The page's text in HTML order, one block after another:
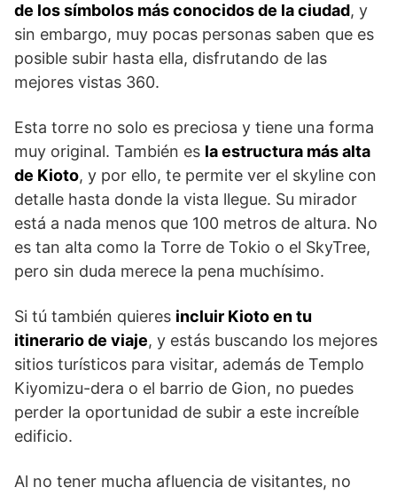
de los símbolos más conocidos de la ciudad, y
sin embargo, muy pocas personas saben que es
posible subir hasta ella, disfrutando de las
mejores vistas 360.
Esta torre no solo es preciosa y tiene una forma
muy original. También es la estructura más alta
de Kioto, y por ello, te permite ver el skyline con
detalle hasta donde la vista llegue. Su mirador
está a nada menos que 100 metros de altura. No
es tan alta como la Torre de Tokio o el SkyTree,
pero sin duda merece la pena muchísimo.
Si tú también quieres incluir Kioto en tu
itinerario de viaje, y estás buscando los mejores
sitios turísticos para visitar, además de Templo
Kiyomizu-dera o el barrio de Gion, no puedes
perder la oportunidad de subir a este increíble
edificio.
Al no tener mucha afluencia de visitantes, no